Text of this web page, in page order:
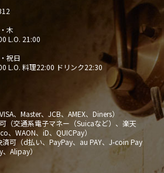
木
L.O. 21:00
祝日
L.O. 料理22:00 ドリンク22:30
、Master、JCB、AMEX、Diners）
（交通系電子マネー（Suicaなど）、楽天
、WAON、iD、QUICPay）
済可（d払い、PayPay、au PAY、J-coin Pay
Alipay）